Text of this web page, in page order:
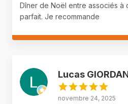
Dîner de Noël entre associés à
parfait. Je recommande
Lucas
novembre 24, 2025